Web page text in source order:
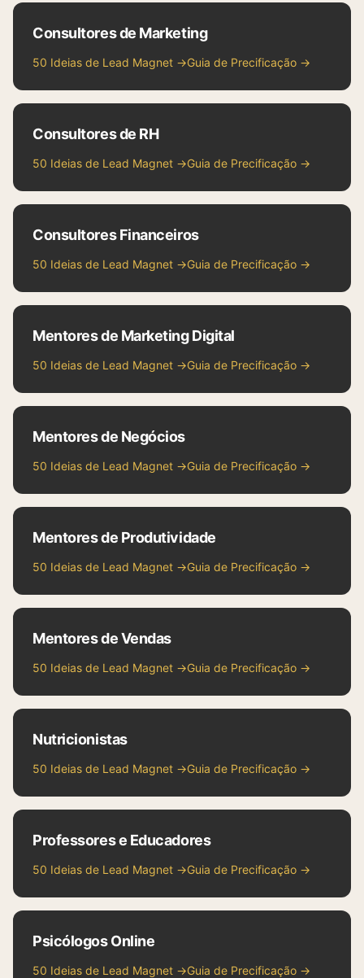
Consultores de Marketing
50 Ideias de Lead Magnet →Guia de Precificação →
Consultores de RH
50 Ideias de Lead Magnet →Guia de Precificação →
Consultores Financeiros
50 Ideias de Lead Magnet →Guia de Precificação →
Mentores de Marketing Digital
50 Ideias de Lead Magnet →Guia de Precificação →
Mentores de Negócios
50 Ideias de Lead Magnet →Guia de Precificação →
Mentores de Produtividade
50 Ideias de Lead Magnet →Guia de Precificação →
Mentores de Vendas
50 Ideias de Lead Magnet →Guia de Precificação →
Nutricionistas
50 Ideias de Lead Magnet →Guia de Precificação →
Professores e Educadores
50 Ideias de Lead Magnet →Guia de Precificação →
Psicólogos Online
50 Ideias de Lead Magnet →Guia de Precificação →